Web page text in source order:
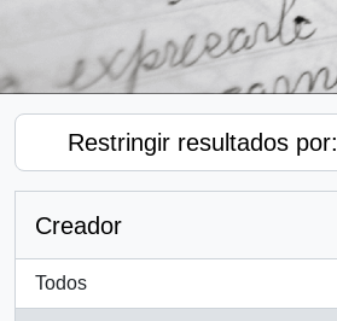
Restringir resultados por:
Creador
Todos